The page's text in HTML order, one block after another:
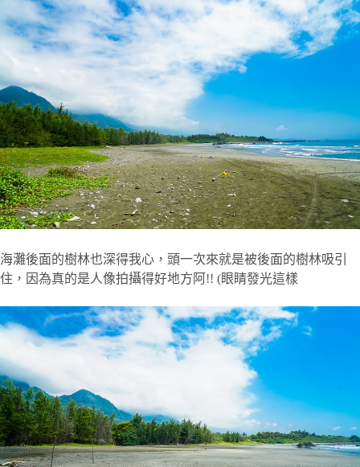
海灘後面的樹林也深得我心，頭一次來就是被後面的樹林吸引
住，因為真的是人像拍攝得好地方阿!! (眼睛發光這樣